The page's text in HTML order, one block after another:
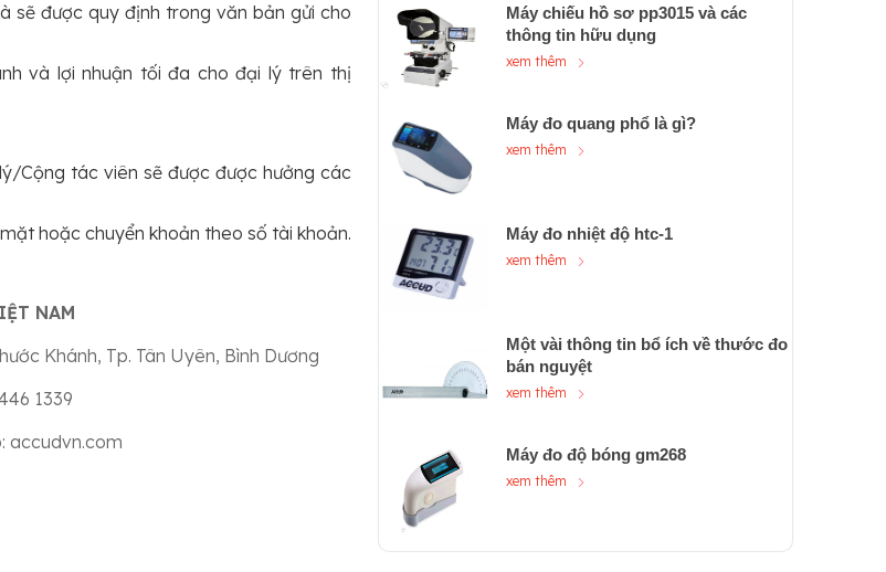
sẽ được quy định trong văn bản gửi cho
và lợi nhuận tối đa cho đại lý trên thị
Cộng tác viên sẽ được được hưởng các
hoặc chuyển khoản theo số tài khoản.
NAM
Khánh, Tp. Tân Uyên, Bình Dương
1339
accudvn.com
Máy chiếu hồ sơ pp3015 và các
thông tin hữu dụng
xem thêm
Máy đo quang phổ là gì?
xem thêm
Máy đo nhiệt độ htc-1
xem thêm
Một vài thông tin bổ ích về thước đo
bán nguyệt
xem thêm
Máy đo độ bóng gm268
xem thêm